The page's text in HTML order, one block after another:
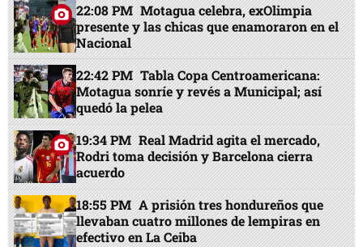
22:08 PM Motagua celebra, exOlimpia
presente y las chicas que enamoraron en el
Nacional
22:42 PM Tabla Copa Centroamericana:
Motagua sonríe y revés a Municipal; así
quedó la pelea
19:34 PM Real Madrid agita el mercado,
Rodri toma decisión y Barcelona cierra
acuerdo
18:55 PM A prisión tres hondureños que
llevaban cuatro millones de lempiras en
efectivo en La Ceiba